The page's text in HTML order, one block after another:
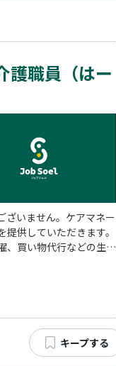
護職員（はー
ざいません。ケアマネー
供していただきます。
、買い物代行などの生活